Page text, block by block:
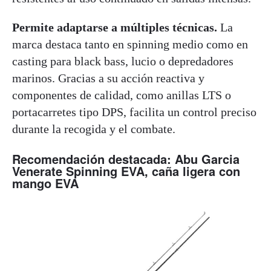
Permite adaptarse a múltiples técnicas. La
marca destaca tanto en spinning medio como en
casting para black bass, lucio o depredadores
marinos. Gracias a su acción reactiva y
componentes de calidad, como anillas LTS o
portacarretes tipo DPS, facilita un control preciso
durante la recogida y el combate.
Recomendación destacada: Abu Garcia
Venerate Spinning EVA, caña ligera con
mango EVA